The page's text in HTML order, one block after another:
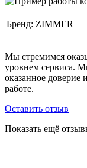
Бренд: ZIMMER
Мы стремимся
уровнем сервиса.
оказанное
работе.
Оставить отзыв
Показать ещё